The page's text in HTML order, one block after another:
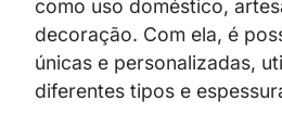
como uso doméstico,
decoração. Com ela, é
únicas e personalizadas,
diferentes tipos e